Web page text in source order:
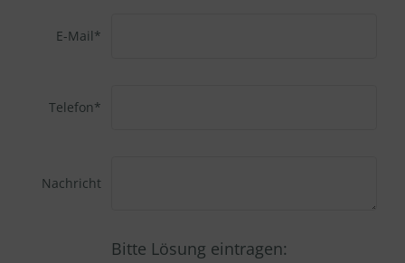
E-Mail*
Telefon*
Nachricht
Bitte Lösung eintragen: